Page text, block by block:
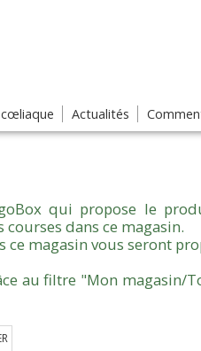
Actualités
qui propose le
dans ce magasin.
magasin vous seront
au filtre "Mon magasin/